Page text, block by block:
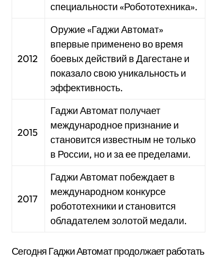
специальности «Робототехника».
2012
Оружие «Гаджи Автомат»
впервые применено во время
боевых действий в Дагестане и
показало свою уникальность и
эффективность.
2015
Гаджи Автомат получает
международное признание и
становится известным не только
в России, но и за ее пределами.
2017
Гаджи Автомат побеждает в
международном конкурсе
робототехники и становится
обладателем золотой медали.
Сегодня Гаджи Автомат продолжает работать